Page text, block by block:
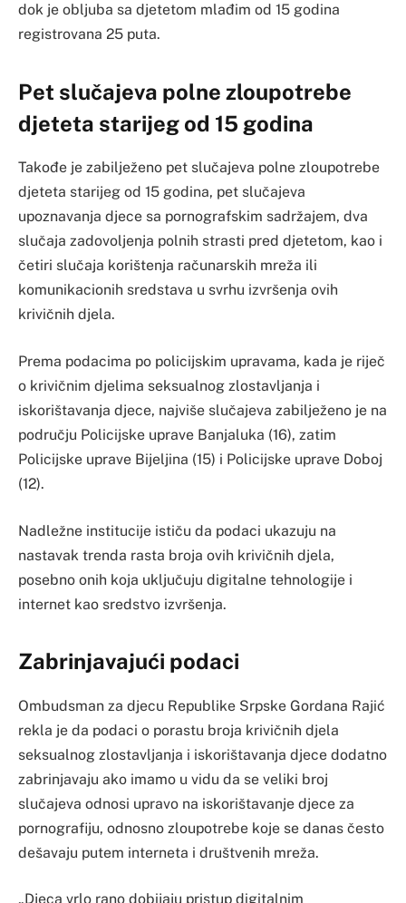
dok je obljuba sa djetetom mlađim od 15 godina
registrovana 25 puta.
Pet slučajeva polne zloupotrebe
djeteta starijeg od 15 godina
Takođe je zabilježeno pet slučajeva polne zloupotrebe
djeteta starijeg od 15 godina, pet slučajeva
upoznavanja djece sa pornografskim sadržajem, dva
slučaja zadovoljenja polnih strasti pred djetetom, kao i
četiri slučaja korištenja računarskih mreža ili
komunikacionih sredstava u svrhu izvršenja ovih
krivičnih djela.
Prema podacima po policijskim upravama, kada je riječ
o krivičnim djelima seksualnog zlostavljanja i
iskorištavanja djece, najviše slučajeva zabilježeno je na
području Policijske uprave Banjaluka (16), zatim
Policijske uprave Bijeljina (15) i Policijske uprave Doboj
(12).
Nadležne institucije ističu da podaci ukazuju na
nastavak trenda rasta broja ovih krivičnih djela,
posebno onih koja uključuju digitalne tehnologije i
internet kao sredstvo izvršenja.
Zabrinjavajući podaci
Ombudsman za djecu Republike Srpske Gordana Rajić
rekla je da podaci o porastu broja krivičnih djela
seksualnog zlostavljanja i iskorištavanja djece dodatno
zabrinjavaju ako imamo u vidu da se veliki broj
slučajeva odnosi upravo na iskorištavanje djece za
pornografiju, odnosno zloupotrebe koje se danas često
dešavaju putem interneta i društvenih mreža.
„Djeca vrlo rano dobijaju pristup digitalnim